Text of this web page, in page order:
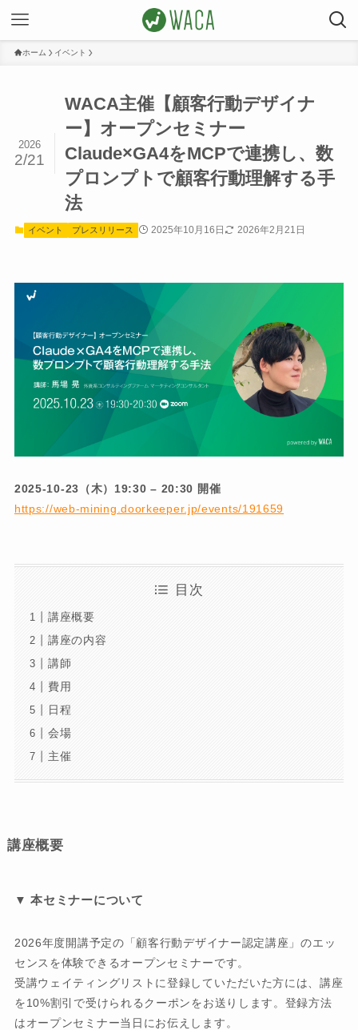
ホーム イベント
WACA主催【顧客行動デザイナ
ー】オープンセミナー
Claude×GA4をMCPで連携し、数
プロンプトで顧客行動理解する手
法
2026
2/21
イベント プレスリリース 2025年10月16日 2026年2月21日
2025-10-23（木）19:30 – 20:30 開催
https://web-mining.doorkeeper.jp/events/191659
目次
講座概要
講座の内容
講師
費用
日程
会場
主催
講座概要
▼ 本セミナーについて
2026年度開講予定の「顧客行動デザイナー認定講座」のエッ
センスを体験できるオープンセミナーです。
受講ウェイティングリストに登録していただいた方には、講座
を10%割引で受けられるクーポンをお送りします。登録方法
はオープンセミナー当日にお伝えします。